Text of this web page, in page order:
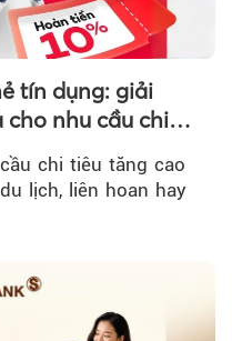
tín dụng: giải
nhu cầu chi
chi tiêu tăng cao
lịch, liên hoan hay